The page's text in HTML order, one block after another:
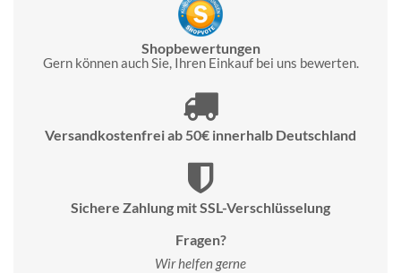
Shopbewertungen
Gern können auch Sie, Ihren Einkauf bei uns bewerten.
Versandkostenfrei ab 50€ innerhalb Deutschland
Sichere Zahlung mit SSL-Verschlüsselung
Fragen?
Wir helfen gerne